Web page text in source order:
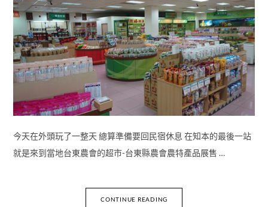
今天在外頭玩了一整天 總算準備要回民宿休息 在知本的最後一站
就是來到當地台東農會的超市-台東縣農會農特產品展售 …
CONTINUE READING